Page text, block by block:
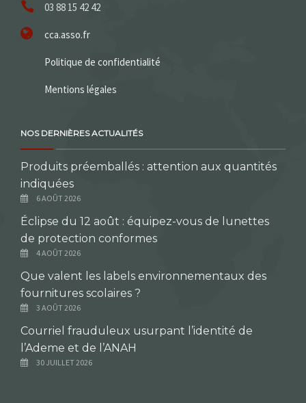
03 88 15 42 42
cca.asso.fr
Politique de confidentialité
Mentions légales
NOS DERNIÈRES ACTUALITÉS
Produits préemballés : attention aux quantités
indiquées
6 AOÛT 2026
Éclipse du 12 août : équipez-vous de lunettes
de protection conformes
4 AOÛT 2026
Que valent les labels environnementaux des
fournitures scolaires ?
3 AOÛT 2026
Courriel frauduleux usurpant l’identité de
l’Ademe et de l’ANAH
30 JUILLET 2026